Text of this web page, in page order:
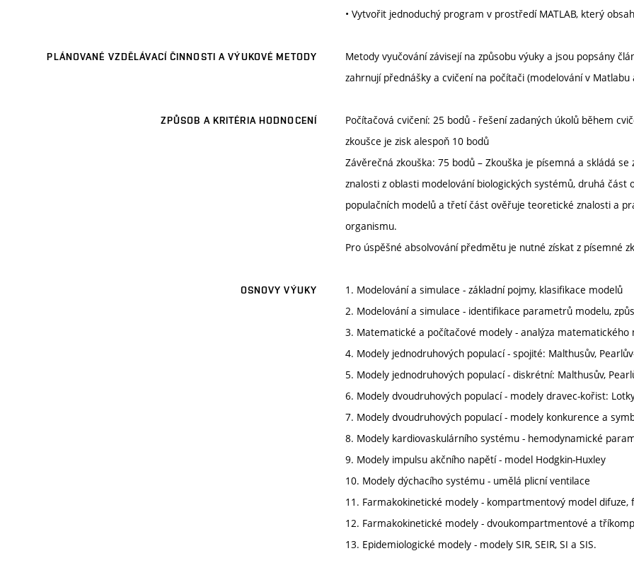
• Vytvořit jednoduchý program v prostředí MATLAB, který
PLÁNOVANÉ VZDĚLÁVACÍ ČINNOSTI A VÝUKOVÉ METODY
Metody vyučování závisejí na způsobu výuky a jsou popsány
zahrnují přednášky a cvičení na počítači (modelování v
ZPŮSOB A KRITÉRIA HODNOCENÍ
Počítačová cvičení: 25 bodů - řešení zadaných úkolů během
zkoušce je zisk alespoň 10 bodů
Závěrečná zkouška: 75 bodů – Zkouška je písemná a skládá
znalosti z oblasti modelování biologických systémů, druhá
populačních modelů a třetí část ověřuje teoretické znalosti a
organismu.
Pro úspěšné absolvování předmětu je nutné získat z písemné
OSNOVY VÝUKY
1. Modelování a simulace - základní pojmy, klasifikace modelů
2. Modelování a simulace - identifikace parametrů modelu,
3. Matematické a počítačové modely - analýza
4. Modely jednodruhových populací - spojité: Malthusův,
5. Modely jednodruhových populací - diskrétní: Malthusův,
6. Modely dvoudruhových populací - modely dravec-kořist:
7. Modely dvoudruhových populací - modely konkurence a
8. Modely kardiovaskulárního systému - hemodynamické
9. Modely impulsu akčního napětí - model Hodgkin-Huxley
10. Modely dýchacího systému - umělá plicní ventilace
11. Farmakokinetické modely - kompartmentový model
12. Farmakokinetické modely - dvoukompartmentové a
13. Epidemiologické modely - modely SIR, SEIR, SI a SIS.